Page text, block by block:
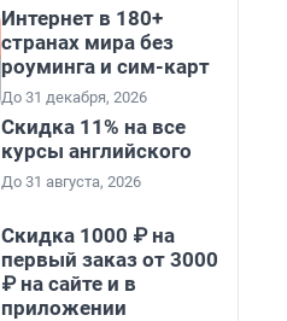
Интернет в 180+
странах мира без
роуминга и сим-карт
До 31 декабря, 2026
Скидка 11% на все
курсы английского
До 31 августа, 2026
Скидка 1000 ₽ на
первый заказ от 3000
₽ на сайте и в
приложении